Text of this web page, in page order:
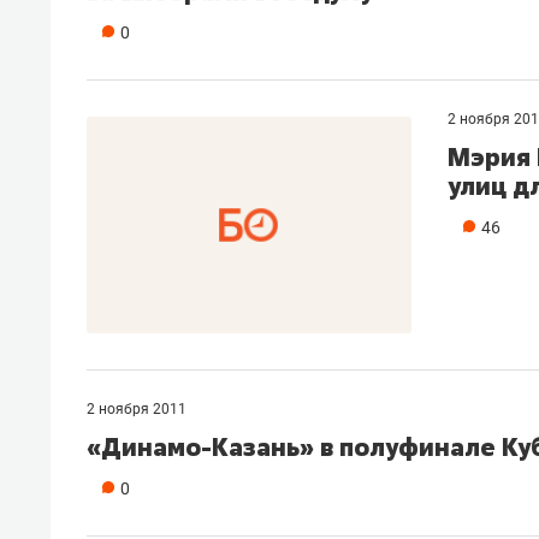
0
2 ноября
Мэрия
улиц
46
2 ноября 2011
«Динамо-Казань» в полуфинале
0
Рекомендуем
Оставить шум за волной: как
строят тишину в казанском